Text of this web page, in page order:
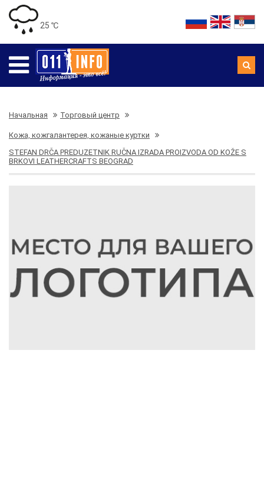
25 ℃
Начальная Торговый центр
Кожа, кожгалантерея, кожаные куртки
STEFAN DRČA PREDUZETNIK RUČNA IZRADA PROIZVODA OD KOŽE S
BRKOVI LEATHERCRAFTS BEOGRAD